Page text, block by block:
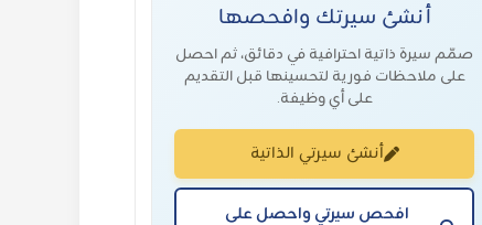
أنشئ سيرتك وافحصها
صمّم سيرة ذاتية احترافية في دقائق، ثم احصل
على ملاحظات فورية لتحسينها قبل التقديم
على أي وظيفة.
أنشئ سيرتي الذاتية
افحص سيرتي واحصل على